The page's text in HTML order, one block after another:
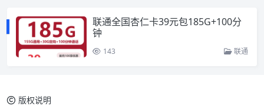
联通全国杏仁卡39元包185G+100分
钟
143 联通
版权说明